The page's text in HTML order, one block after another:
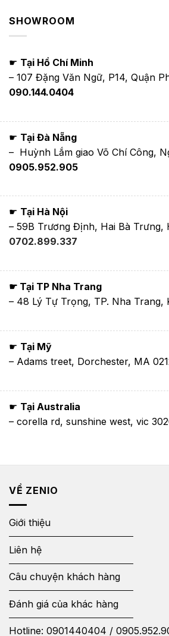
SHOWROOM
☛ Tại Hồ Chí Minh
– 107 Đặng Văn Ngữ, P14, Quận
090.144.0404
☛ Tại Đà Nẵng
– Huỳnh Lắm giao Võ Chí Công,
0905.952.905
☛ Tại Hà Nội
– 59B Trương Định, Hai Bà Trưng,
0702.899.337
☛ Tại TP Nha Trang
– 48 Lý Tự Trọng, TP. Nha Trang,
☛ Tại Mỹ
– Adams treet, Dorchester, MA
☛ Tại Australia
– corella rd, sunshine west, vic
VỀ ZENIO
Giới thiệu
Liên hệ
Câu chuyện khách hàng
Đánh giá của khác hàng
Hotline: 0901440404 /